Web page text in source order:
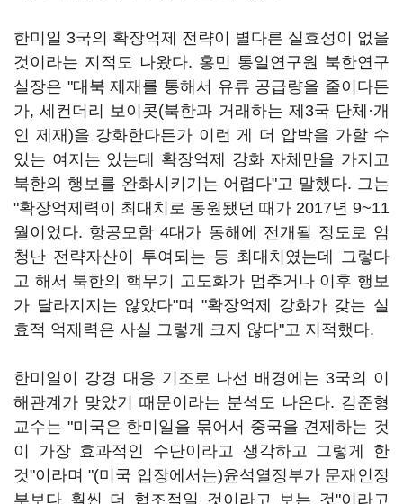
한미일 3국의 확장억제 전략이 별다른 실효성이 없을
것이라는 지적도 나왔다. 홍민 통일연구원 북한연구
실장은 "대북 제재를 통해서 유류 공급량을 줄이다든
가, 세컨더리 보이콧(북한과 거래하는 제3국 단체·개
인 제재)을 강화한다든가 이런 게 더 압박을 가할 수
있는 여지는 있는데 확장억제 강화 자체만을 가지고
북한의 행보를 완화시키기는 어렵다"고 말했다. 그는
"확장억제력이 최대치로 동원됐던 때가 2017년 9~11
월이었다. 항공모함 4대가 동해에 전개될 정도로 엄
청난 전략자산이 투여되는 등 최대치였는데 그렇다
고 해서 북한의 핵무기 고도화가 멈추거나 이후 행보
가 달라지지는 않았다"며 "확장억제 강화가 갖는 실
효적 억제력은 사실 그렇게 크지 않다"고 지적했다.
한미일이 강경 대응 기조로 나선 배경에는 3국의 이
해관계가 맞았기 때문이라는 분석도 나온다. 김준형
교수는 "미국은 한미일을 묶어서 중국을 견제하는 것
이 가장 효과적인 수단이라고 생각하고 그렇게 한
것"이라며 "(미국 입장에서는)윤석열정부가 문재인정
부보다 훨씬 더 협조적일 것이라고 보는 것"이라고